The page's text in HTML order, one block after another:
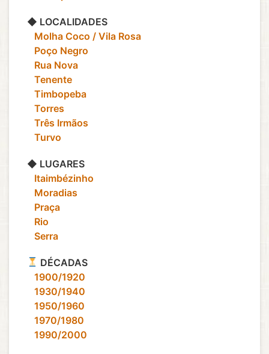
◆ LOCALIDADES
‎ ‎ ‎ Molha Coco / Vila Rosa
‎ ‎ ‎ Poço Negro
‎ ‎ ‎ Rua Nova
‎ ‎ ‎ Tenente
‎ ‎ ‎ Timbopeba
‎ ‎ ‎ Torres
‎ ‎ ‎ Três Irmãos
‎ ‎ ‎ Turvo
◆ LUGARES
‎ ‎ ‎ Itaimbézinho
‎ ‎ ‎ Moradias
‎ ‎ ‎ Praça
‎ ‎ ‎ Rio
‎ ‎ ‎ Serra
DÉCADAS
‎ ‎ ‎ 1900/1920
‎ ‎ ‎ 1930/1940
‎ ‎ ‎ 1950/1960
‎ ‎ ‎ 1970/1980
‎ ‎ ‎ 1990/2000